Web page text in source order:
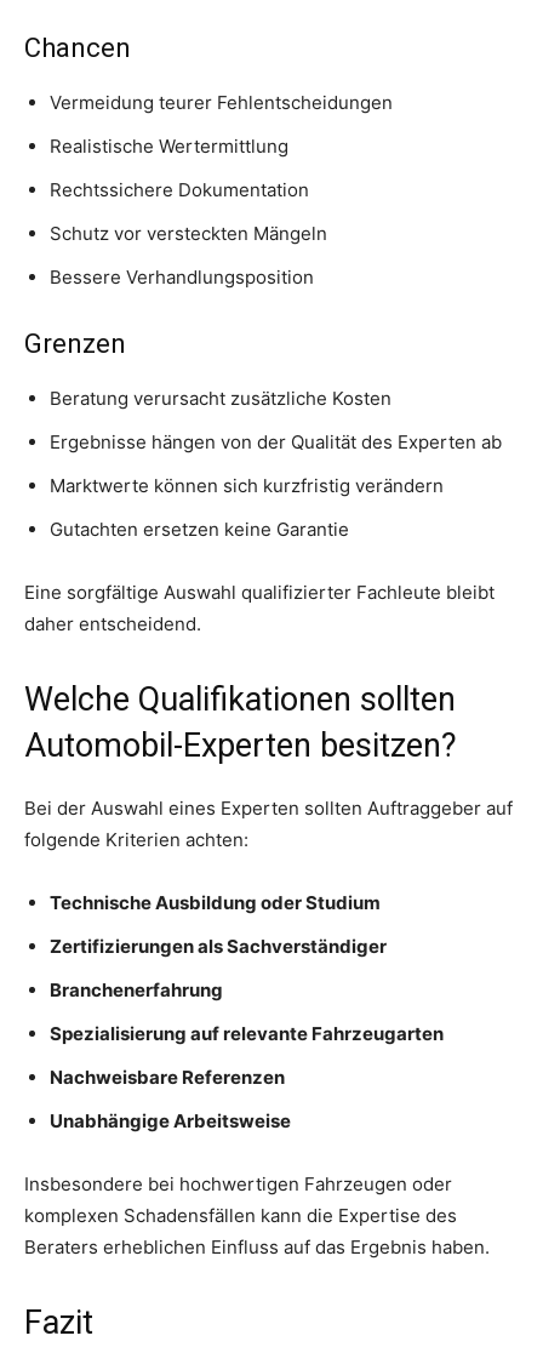
Chancen
Vermeidung teurer Fehlentscheidungen
Realistische Wertermittlung
Rechtssichere Dokumentation
Schutz vor versteckten Mängeln
Bessere Verhandlungsposition
Grenzen
Beratung verursacht zusätzliche Kosten
Ergebnisse hängen von der Qualität des Experten ab
Marktwerte können sich kurzfristig verändern
Gutachten ersetzen keine Garantie
Eine sorgfältige Auswahl qualifizierter Fachleute bleibt
daher entscheidend.
Welche Qualifikationen sollten
Automobil-Experten besitzen?
Bei der Auswahl eines Experten sollten Auftraggeber auf
folgende Kriterien achten:
Technische Ausbildung oder Studium
Zertifizierungen als Sachverständiger
Branchenerfahrung
Spezialisierung auf relevante Fahrzeugarten
Nachweisbare Referenzen
Unabhängige Arbeitsweise
Insbesondere bei hochwertigen Fahrzeugen oder
komplexen Schadensfällen kann die Expertise des
Beraters erheblichen Einfluss auf das Ergebnis haben.
Fazit